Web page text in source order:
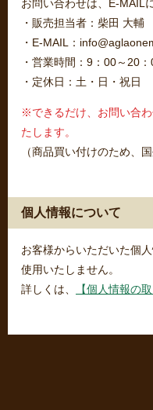
お問い合わせは、E-MAIL
・販売担当者：柴田 大輔
・E-MAIL：
・営業時間：9：00～20
・定休日：土・日・祝日
※できるだけ、お問い合
たします。
（商品買い付けのため、
個人情報について
お客様からいただいた個
使用いたしません。
詳しくは、
【個人情報の